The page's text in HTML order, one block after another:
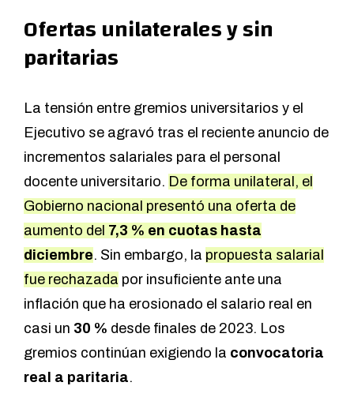
Ofertas unilaterales y sin
paritarias
La tensión entre gremios universitarios y el
Ejecutivo se agravó tras el reciente anuncio de
incrementos salariales para el personal
docente universitario. De forma unilateral, el
Gobierno nacional presentó una oferta de
aumento del 7,3 % en cuotas hasta
diciembre. Sin embargo, la propuesta salarial
fue rechazada por insuficiente ante una
inflación que ha erosionado el salario real en
casi un 30 % desde finales de 2023. Los
gremios continúan exigiendo la convocatoria
real a paritaria.